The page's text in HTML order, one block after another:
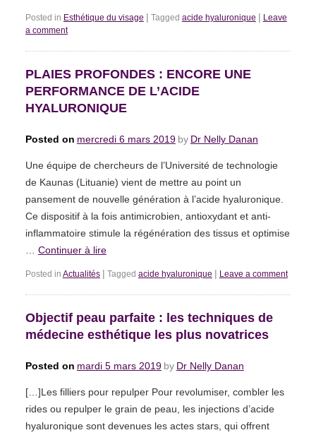
Posted in Esthétique du visage | Tagged acide hyaluronique | Leave
a comment
PLAIES PROFONDES : ENCORE UNE
PERFORMANCE DE L’ACIDE
HYALURONIQUE
Posted on mercredi 6 mars 2019 by Dr Nelly Danan
Une équipe de chercheurs de l’Université de technologie
de Kaunas (Lituanie) vient de mettre au point un
pansement de nouvelle génération à l’acide hyaluronique.
Ce dispositif à la fois antimicrobien, antioxydant et anti-
inflammatoire stimule la régénération des tissus et optimise
Continuer à lire
Posted in Actualités | Tagged acide hyaluronique | Leave a comment
Objectif peau parfaite : les techniques de
médecine esthétique les plus novatrices
Posted on mardi 5 mars 2019 by Dr Nelly Danan
[…]Les filliers pour repulper Pour revolumiser, combler les
rides ou repulper le grain de peau, les injections d’acide
hyaluronique sont devenues les actes stars, qui offrent